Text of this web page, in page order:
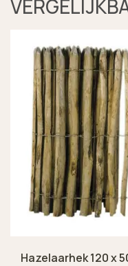
Hazelaarhek 120 x